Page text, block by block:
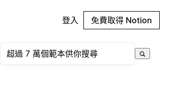
登入 免費取得 Notion